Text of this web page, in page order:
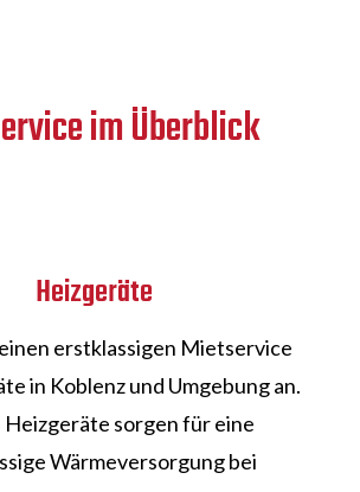
im Überblick
Heizgeräte
erstklassigen Mietservice
in Koblenz und Umgebung an.
Heizgeräte sorgen für eine
Wärmeversorgung bei